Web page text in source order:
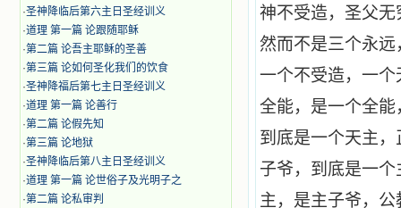
·圣神降临后第六主日圣经训义
·道理 第一篇 论跟随耶稣
·第二篇 论吾主耶稣的圣善
·第三篇 论如何圣化我们的饮食
·圣神降福后第七主日圣经训义
·道理 第一篇 论善行
·第二篇 论假先知
·第三篇 论地狱
·圣神降临后第八主日圣经训义
·道理 第一篇 论世俗子及光明子之
·第二篇 论私审判
神不受造，圣父
然而不是三个永
一个不受造，一
全能，是一个全
到底是一个天主
子爷，到底是一
主，是主子爷，